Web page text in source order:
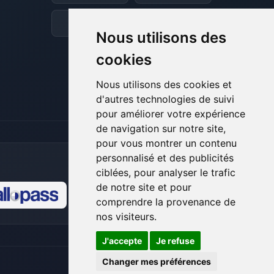
Nous utilisons des
cookies
Nous utilisons des cookies et
d'autres technologies de suivi
pour améliorer votre expérience
de navigation sur notre site,
pour vous montrer un contenu
personnalisé et des publicités
ciblées, pour analyser le trafic
de notre site et pour
comprendre la provenance de
nos visiteurs.
J'accepte
Je refuse
Changer mes préférences
et je vais remuer mes petits circuits
07/08/2026 à 14:12